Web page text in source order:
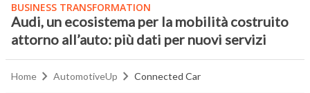
BUSINESS TRANSFORMATION
Audi, un ecosistema per la mobilità costruito
attorno all’auto: più dati per nuovi servizi
Home AutomotiveUp Connected Car